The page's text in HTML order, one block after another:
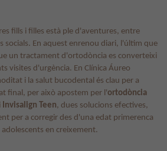
fills i filles està ple d'aventures, entre
socials. En aquest enrenou diari, l'últim que
un tractament d'ortodòncia es converteixi
visites d'urgència. En Clínica Áureo
i la salut bucodental és clau per a
final, per això apostem per l'ortodòncia
Invisalign Teen, dues solucions efectives,
per a corregir des d'una edat primerenca
en creixement.